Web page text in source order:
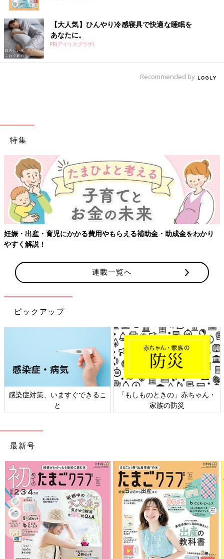
【大人気】ひんやり冷感寝具で快適な睡眠を
あなたに。
PR(アイリスプラザ)
Recommended by
特集
り
【ワクチン接種できるものも】妊婦の感染症対策、知っておい
連載一覧へ
ピックアップ
ゃん・
日本外来小児科学会リーフレッ
六星占術 細木かおりさ
最新号